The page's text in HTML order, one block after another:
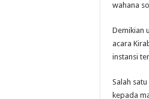
wahana
Demikian
acara
instansi
Salah
kepada